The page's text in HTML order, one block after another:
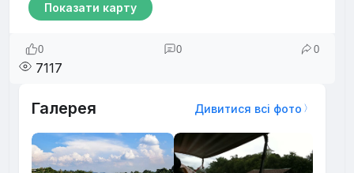
Показати карту
0 0 0
7117
Галерея Дивитися всі фото